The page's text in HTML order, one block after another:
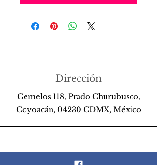
Dirección
Gemelos 118, Prado Churubusco,
Coyoacán, 04230 CDMX, México
Teléfono